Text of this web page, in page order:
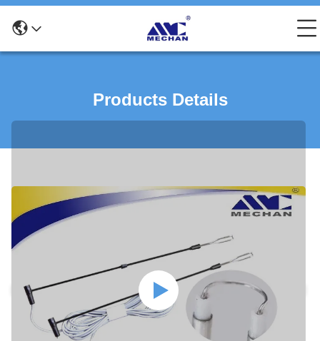
Products Details